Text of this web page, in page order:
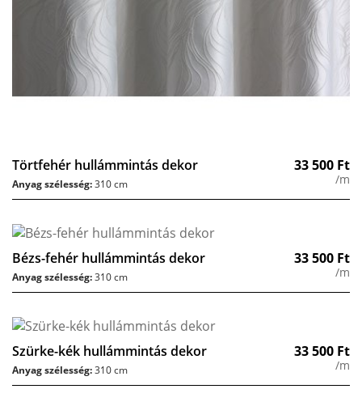
Törtfehér hullámmintás dekor 33 500 Ft
/m
Anyag szélesség:310 cm
Bézs-fehér hullámmintás dekor 33 500 Ft
/m
Anyag szélesség:310 cm
Szürke-kék hullámmintás dekor 33 500 Ft
/m
Anyag szélesség:310 cm